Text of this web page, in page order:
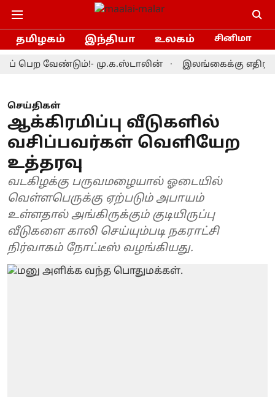
தமிழகம் இந்தியா உலகம் சினிமா
வேண்டும்!- மு.க.ஸ்டாலின் இலங்கைக்கு எதிரான
செய்திகள்
ஆக்கிரமிப்பு வீடுகளில்
வசிப்பவர்கள் வெளியேற
உத்தரவு
வடகிழக்கு பருவமழையால் ஓடையில்
வெள்ளபெருக்கு ஏற்படும் அபாயம்
உள்ளதால் அங்கிருக்கும் குடியிருப்பு
வீடுகளை காலி செய்யும்படி நகராட்சி
நிர்வாகம் நோட்டீஸ் வழங்கியது.